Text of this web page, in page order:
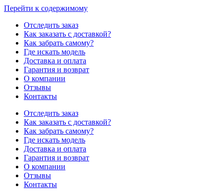
Перейти к содержимому
Отследить заказ
Как заказать с доставкой?
Как забрать самому?
Где искать модель
Доставка и оплата
Гарантия и возврат
О компании
Отзывы
Контакты
Отследить заказ
Как заказать с доставкой?
Как забрать самому?
Где искать модель
Доставка и оплата
Гарантия и возврат
О компании
Отзывы
Контакты